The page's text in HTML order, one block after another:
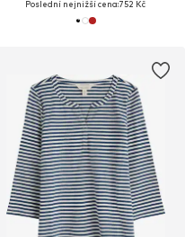
Poslední nejnižší cena:752 Kč